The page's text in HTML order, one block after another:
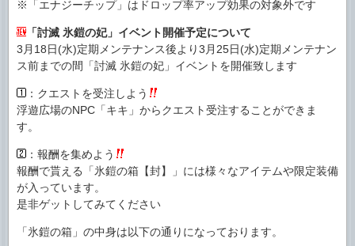
※「エナジーチップ」はドロップ率アップ効果の対象外です
「討滅 氷鎧の妃」イベント開催予定について
3月18日(水)定期メンテナンス後より3月25日(水)定期メンテナン
ス前までの間「討滅 氷鎧の妃」イベントを開催致します
：クエストを受注しよう
浮遊広場のNPC「キキ」からクエスト受注することができま
す。
：報酬を集めよう
報酬で貰える「氷鎧の箱【封】」には様々なアイテムや限定装備
が入っています。
是非ゲットしてみてください
「氷鎧の箱」の中身は以下の通りになっております。